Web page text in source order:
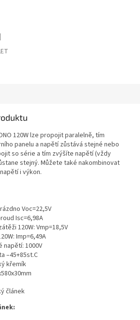
120W lze propojit paralelně, tím
panelu a napětí zůstává stejné nebo
so série a tím zvýšíte napětí (vždy
stejný. Můžete také nakombinovat
i výkon.
Voc=22,5V
Isc=6,98A
120W: Vmp=18,5V
Imp=6,49A
napětí: 1000V
–45+85st.C
křemík
článek